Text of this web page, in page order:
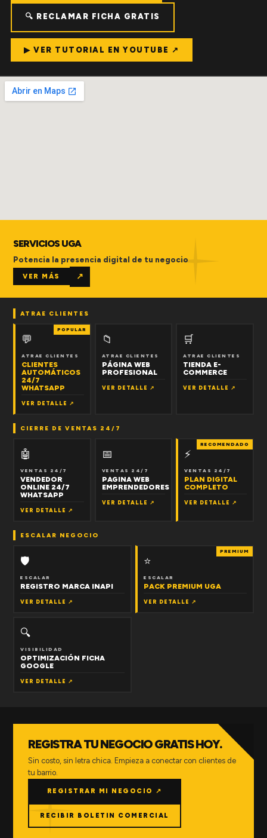
🔍 RECLAMAR FICHA GRATIS
▶ VER TUTORIAL EN YOUTUBE ↗
SERVICIOS UGA
Potencia la presencia digital de tu negocio
VER MÁS ↗
ATRAE CLIENTES
POPULAR
💬
ATRAE CLIENTES
CLIENTES
AUTOMÁTICOS
24/7
WHATSAPP
VER DETALLE ↗
📁
ATRAE CLIENTES
PÁGINA WEB
PROFESIONAL
VER DETALLE ↗
🛒
ATRAE CLIENTES
TIENDA E-
COMMERCE
VER DETALLE ↗
CIERRE DE VENTAS 24/7
🤖
VENTAS 24/7
VENDEDOR
ONLINE 24/7
WHATSAPP
VER DETALLE ↗
📅
VENTAS 24/7
PAGINA WEB
EMPRENDEDORES
VER DETALLE ↗
RECOMENDADO
⚡
VENTAS 24/7
PLAN DIGITAL
COMPLETO
VER DETALLE ↗
ESCALAR NEGOCIO
🛡
ESCALAR
REGISTRO MARCA INAPI
VER DETALLE ↗
PREMIUM
⭐
ESCALAR
PACK PREMIUM UGA
VER DETALLE ↗
🔍
VISIBILIDAD
OPTIMIZACIÓN FICHA
GOOGLE
VER DETALLE ↗
REGISTRA TU NEGOCIO GRATIS HOY.
Sin costo, sin letra chica. Empieza a conectar con clientes de
tu barrio.
REGISTRAR MI NEGOCIO ↗
RECIBIR BOLETIN COMERCIAL